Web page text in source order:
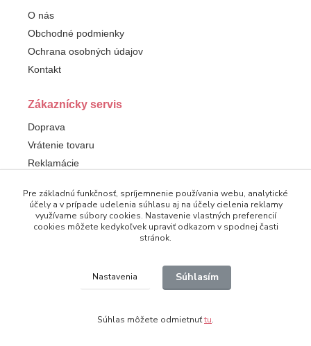
O nás
Obchodné podmienky
Ochrana osobných údajov
Kontakt
Zákaznícky servis
Doprava
Vrátenie tovaru
Reklamácie
Sledujte nás
Facebook
Pre základnú funkčnosť, spríjemnenie používania webu, analytické
účely a v prípade udelenia súhlasu aj na účely cielenia reklamy
využívame súbory cookies. Nastavenie vlastných preferencií
cookies môžete kedykoľvek upraviť odkazom v spodnej časti
stránok.
Nastavenia Súhlasím
Súhlas môžete odmietnuťtu.